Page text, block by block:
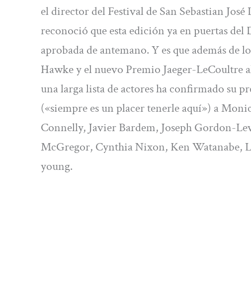
el director del Festival de San Sebastian
reconoció que esta edición ya en puertas
aprobada de antemano. Y es que además
Hawke y el nuevo Premio Jaeger-LeCoultre
una larga lista de actores ha confirmado su
(«siempre es un placer tenerle aquí») a
Connelly, Javier Bardem, Joseph Gordon-
McGregor, Cynthia Nixon, Ken Watanabe,
young.